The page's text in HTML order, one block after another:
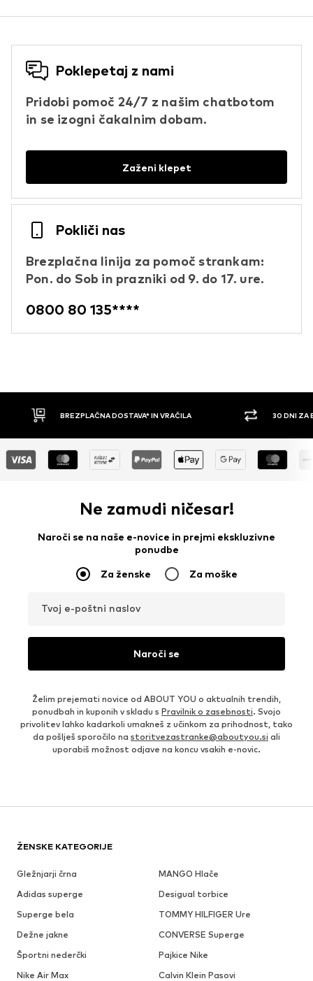
Poklepetaj z nami
Pridobi pomoč 24/7 z našim chatbotom
in se izogni čakalnim dobam.
Zaženi klepet
Pokliči nas
Brezplačna linija za pomoč strankam:
Pon. do Sob in prazniki od 9. do 17. ure.
0800 80 135****
BREZPLAČNA DOSTAVA* IN VRAČILA 30 DNI ZA
Ne zamudi ničesar!
Naroči se na naše e-novice in prejmi ekskluzivne
ponudbe
Za ženske Za moške
Tvoj e-poštni naslov
Naroči se
Želim prejemati novice od ABOUT YOU o aktualnih trendih,
ponudbah in kuponih v skladu s Pravilnik o zasebnosti. Svojo
privolitev lahko kadarkoli umakneš z učinkom za prihodnost, tako
da pošlješ sporočilo na storitvezastranke@aboutyou.si ali
uporabiš možnost odjave na koncu vsakih e-novic.
ŽENSKE KATEGORIJE
Gležnjarji črna
MANGO Hlače
Adidas superge
Desigual torbice
Superge bela
TOMMY HILFIGER Ure
Dežne jakne
CONVERSE Superge
Športni nederčki
Pajkice Nike
Nike Air Max
Calvin Klein Pasovi